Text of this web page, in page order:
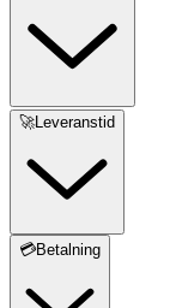
🚀Leveranstid
💳Betalning